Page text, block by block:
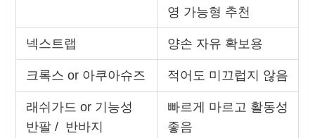
영 가능형 추천
넥스트랩 양손 자유 확보용
크록스 or 아쿠아슈즈 적어도 미끄럽지 않음
래쉬가드 or 기능성
반팔 / 반바지
빠르게 마르고 활동성
좋음